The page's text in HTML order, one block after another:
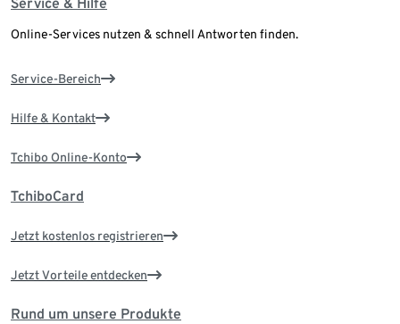
Service & Hilfe
Online-Services nutzen & schnell Antworten finden.
Service-Bereich
Hilfe & Kontakt
Tchibo Online-Konto
TchiboCard
Jetzt kostenlos registrieren
Jetzt Vorteile entdecken
Rund um unsere Produkte